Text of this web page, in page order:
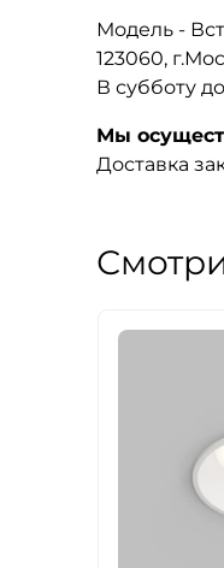
Модель -
123060,
В субботу
Мы
Доставка